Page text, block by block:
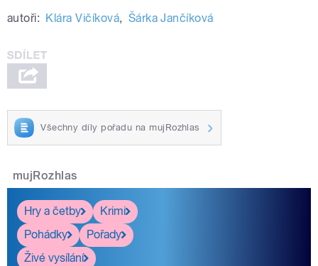
autoři: Klára Vičíková, Šárka Jančíková
Všechny díly pořadu na mujRozhlas
mujRozhlas
Hry a četby
Krimi
Pohádky
Pořady
Živé vysílání